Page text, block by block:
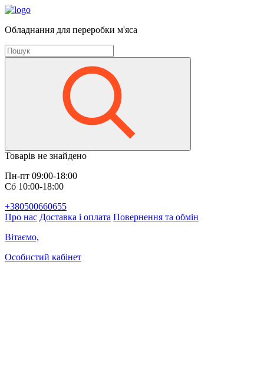
Обладнання для переробки м'яса
Товарів не знайдено
Пн-пт 09:00-18:00
Сб 10:00-18:00
+380500660655
Про нас Доставка і оплата Повернення та обмін
Вітаємо,
Особистий кабінет